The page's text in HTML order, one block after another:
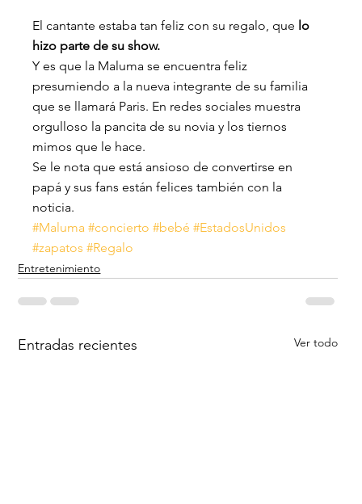
El cantante estaba tan feliz con su regalo, que lo
hizo parte de su show.
Y es que la Maluma se encuentra feliz
presumiendo a la nueva integrante de su familia
que se llamará Paris. En redes sociales muestra
orgulloso la pancita de su novia y los tiernos
mimos que le hace.
Se le nota que está ansioso de convertirse en
papá y sus fans están felices también con la
noticia.
#Maluma #concierto #bebé #EstadosUnidos
#zapatos #Regalo
Entretenimiento
Entradas recientes Ver todo